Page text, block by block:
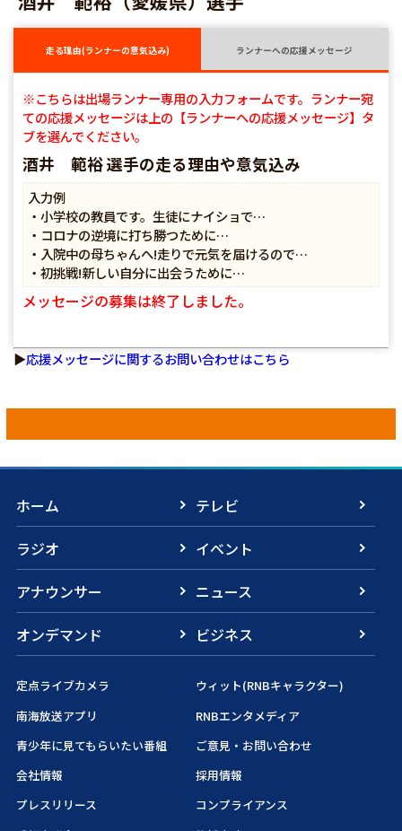
走る理由(ランナーの意気込み) ランナーへの応援メッセージ
※こちらは出場ランナー専用の入力フォームです。ランナー宛
ての応援メッセージは上の【ランナーへの応援メッセージ】タ
ブを選んでください。
酒井 範裕 選手の走る理由や意気込み
入力例
・小学校の教員です。生徒にナイショで…
・コロナの逆境に打ち勝つために…
・入院中の母ちゃんへ!走りで元気を届けるので…
・初挑戦!新しい自分に出会うために…
メッセージの募集は終了しました。
▶応援メッセージに関するお問い合わせはこちら
ホーム
テレビ
ラジオ
イベント
アナウンサー
ニュース
オンデマンド
ビジネス
定点ライブカメラ
ウィット(RNBキャラクター)
南海放送アプリ
RNBエンタメディア
青少年に見てもらいたい番組
ご意見・お問い合わせ
会社情報
採用情報
プレスリリース
コンプライアンス